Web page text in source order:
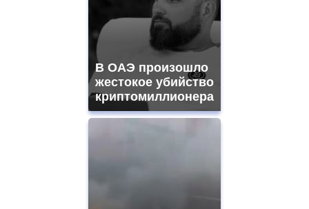
В ОАЭ произошло
жестокое убийство
криптомиллионера